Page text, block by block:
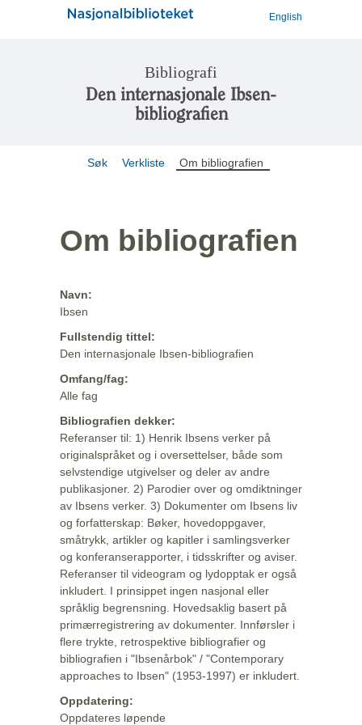
English
Bibliografi
Den internasjonale Ibsen-
bibliografien
Søk Verkliste Om bibliografien
Om bibliografien
Navn:
Ibsen
Fullstendig tittel:
Den internasjonale Ibsen-bibliografien
Omfang/fag:
Alle fag
Bibliografien dekker:
Referanser til: 1) Henrik Ibsens verker på
originalspråket og i oversettelser, både som
selvstendige utgivelser og deler av andre
publikasjoner. 2) Parodier over og omdiktninger
av Ibsens verker. 3) Dokumenter om Ibsens liv
og forfatterskap: Bøker, hovedoppgaver,
småtrykk, artikler og kapitler i samlingsverker
og konferanserapporter, i tidsskrifter og aviser.
Referanser til videogram og lydopptak er også
inkludert. I prinsippet ingen nasjonal eller
språklig begrensning. Hovedsaklig basert på
primærregistrering av dokumenter. Innførsler i
flere trykte, retrospektive bibliografier og
bibliografien i "Ibsenårbok" / "Contemporary
approaches to Ibsen" (1953-1997) er inkludert.
Oppdatering:
Oppdateres løpende